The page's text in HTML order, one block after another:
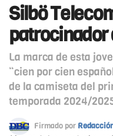
Silbö
patrocinador
La marca de esta
“cien por cien
de la camiseta del
temporada 2024/
Firmado por